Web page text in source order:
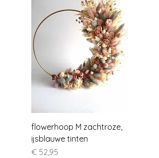
flowerhoop M zachtroze,
ijsblauwe tinten
Prijs
€ 52,95